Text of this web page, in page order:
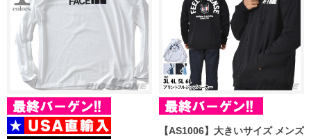
【AS1006】大きいサイズ メンズ